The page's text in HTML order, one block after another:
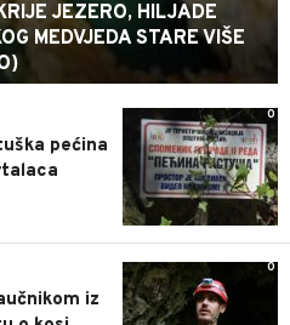
JEZERO, HILJADE
MEDVJEDA STARE VIŠE
0
pećina
0
iz